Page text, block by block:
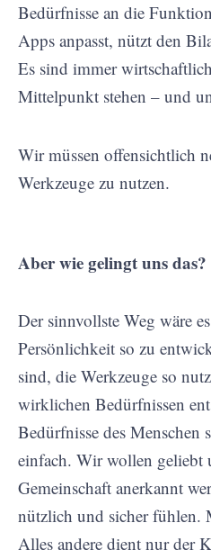
Bedürfnisse an die
Apps anpasst, nützt den
Es sind immer
Mittelpunkt stehen – und
Wir müssen offensichtlich
Werkzeuge zu nutzen.
Aber wie gelingt uns das?
Der sinnvollste Weg wäre
Persönlichkeit so zu
sind, die Werkzeuge so
wirklichen Bedürfnissen
Bedürfnisse des Menschen
einfach. Wir wollen geliebt
Gemeinschaft anerkannt
nützlich und sicher fühlen.
Alles andere dient nur der